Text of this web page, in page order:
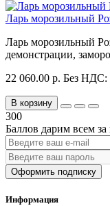
Ларь морозильный
Ларь морозильный
демонстрации,
22 060.00 р. Без НДС:
В корзину
300
Баллов дарим всем
Оформить подписку
Информация